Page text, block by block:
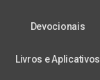
Devocionais
Livros e Aplicativos